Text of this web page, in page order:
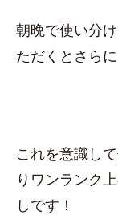
朝晩で使い分
ただくとさら
これを意識し
りワンランク
しです！